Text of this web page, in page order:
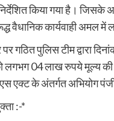
किया गया है।
वैधानिक कार्यवाही अमल में
पर गठित पुलिस टीम द्वारा
लगभग 04 लाख रुपये मूल्य की
एक्ट के अंतर्गत अभियोग
:-*